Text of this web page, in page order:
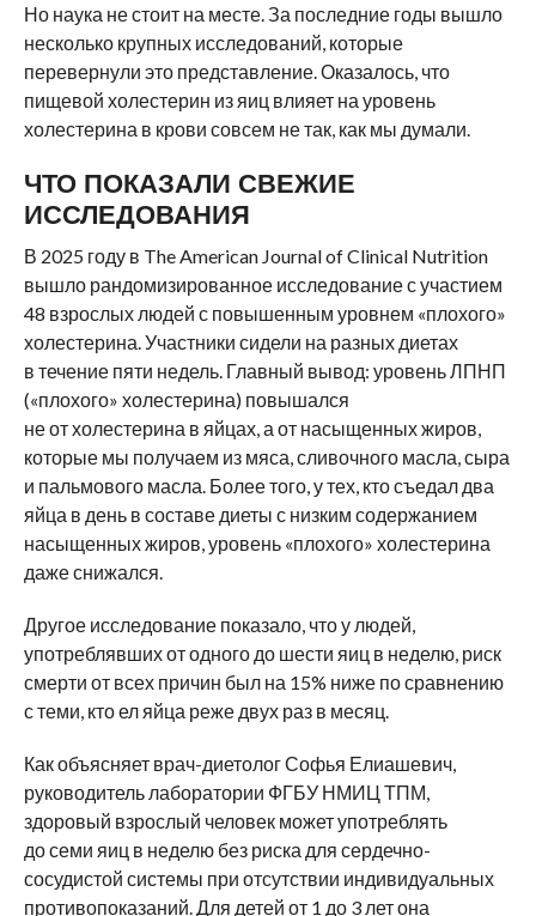
Но наука не стоит на месте. За последние годы вышло
несколько крупных исследований, которые
перевернули это представление. Оказалось, что
пищевой холестерин из яиц влияет на уровень
холестерина в крови совсем не так, как мы думали.
ЧТО ПОКАЗАЛИ СВЕЖИЕ
ИССЛЕДОВАНИЯ
В 2025 году в The American Journal of Clinical Nutrition
вышло рандомизированное исследование с участием
48 взрослых людей с повышенным уровнем «плохого»
холестерина. Участники сидели на разных диетах
в течение пяти недель. Главный вывод: уровень ЛПНП
(«плохого» холестерина) повышался
не от холестерина в яйцах, а от насыщенных жиров,
которые мы получаем из мяса, сливочного масла, сыра
и пальмового масла. Более того, у тех, кто съедал два
яйца в день в составе диеты с низким содержанием
насыщенных жиров, уровень «плохого» холестерина
даже снижался.
Другое исследование показало, что у людей,
употреблявших от одного до шести яиц в неделю, риск
смерти от всех причин был на 15% ниже по сравнению
с теми, кто ел яйца реже двух раз в месяц.
Как объясняет врач-диетолог Софья Елиашевич,
руководитель лаборатории ФГБУ НМИЦ ТПМ,
здоровый взрослый человек может употреблять
до семи яиц в неделю без риска для сердечно-
сосудистой системы при отсутствии индивидуальных
противопоказаний. Для детей от 1 до 3 лет она